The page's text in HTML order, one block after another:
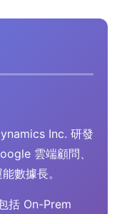
Inc. 研發
雲端顧問、
數據長。
括 On-Prem